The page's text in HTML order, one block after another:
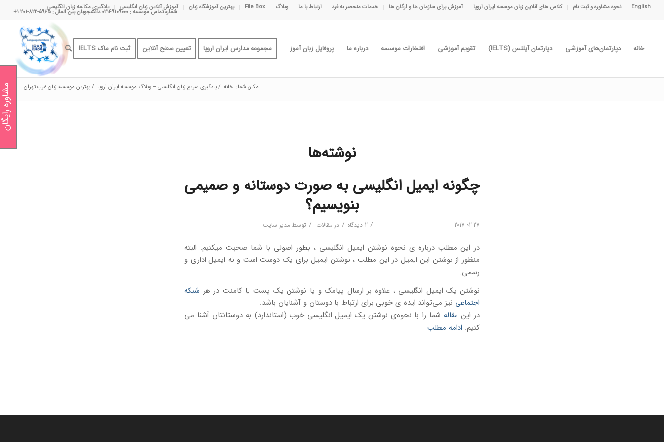
English نحوه مشاوره و ثبت نام کلاس های آنلاین زبان موسسه ایران اروپا آموزش برای سازمان ها و ارگان ها خدمات منحصر به فرد ارتباط با ما وبلاگ File Box بهترین آموزشگاه زبان آموزش آنلاین زبان انگلیسی یادگیری مکالمه زبان انگلیسی
شماره تماس موسسه : 02149109000 دانشجویان بین الملل : 5965-822-201 1+
خانه دپارتمان‌های آموزشی دپارتمان آیلتس (IELTS) تقویم آموزشی افتخارات موسسه درباره ما پروفایل زبان آموز مجموعه مدارس ایران اروپا تعیین سطح آنلاین ثبت نام ماک IELTS
مکان شما: خانه /یادگیری سریع زبان انگلیسی – وبلاگ موسسه ایران اروپا /بهترین موسسه زبان غرب تهران
نوشته‌ها
چگونه ایمیل انگلیسی به صورت دوستانه و صمیمی
بنویسیم؟
2017-02-27
/ 2 دیدگاه / در مقالات / توسط مدیر سایت
در این مطلب درباره ی نحوه نوشتن ایمیل انگلیسی ، بطور اصولی با شما صحبت میکنیم. البته
منظور از نوشتن این ایمیل در این مطلب ، نوشتن ایمیل برای یک دوست است و نه ایمیل اداری و
رسمی.
نوشتن یک ایمیل انگلیسی ، علاوه بر ارسال پیامک و یا نوشتن یک پست یا کامنت در هر شبکه
اجتماعی نیز می‌تواند ایده ی خوبی برای ارتباط با دوستان و آشنایان باشد.
در این مقاله شما را با نحوه‌ی نوشتن یک ایمیل انگلیسی خوب (استاندارد) به دوستانتان آشنا می‌
کنیم. ادامه مطلب